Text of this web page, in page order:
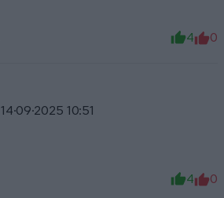
4 0
14·09·2025 10:51
4 0